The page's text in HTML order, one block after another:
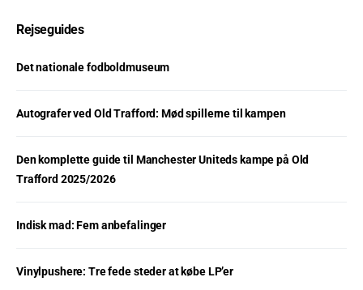
Rejseguides
Det nationale fodboldmuseum
Autografer ved Old Trafford: Mød spillerne til kampen
Den komplette guide til Manchester Uniteds kampe på Old
Trafford 2025/2026
Indisk mad: Fem anbefalinger
Vinylpushere: Tre fede steder at købe LP’er